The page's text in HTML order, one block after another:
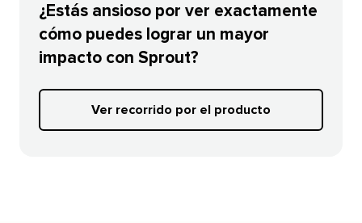
¿Estás ansioso por ver exactamente
cómo puedes lograr un mayor
impacto con Sprout?​​
Ver recorrido por el producto​​